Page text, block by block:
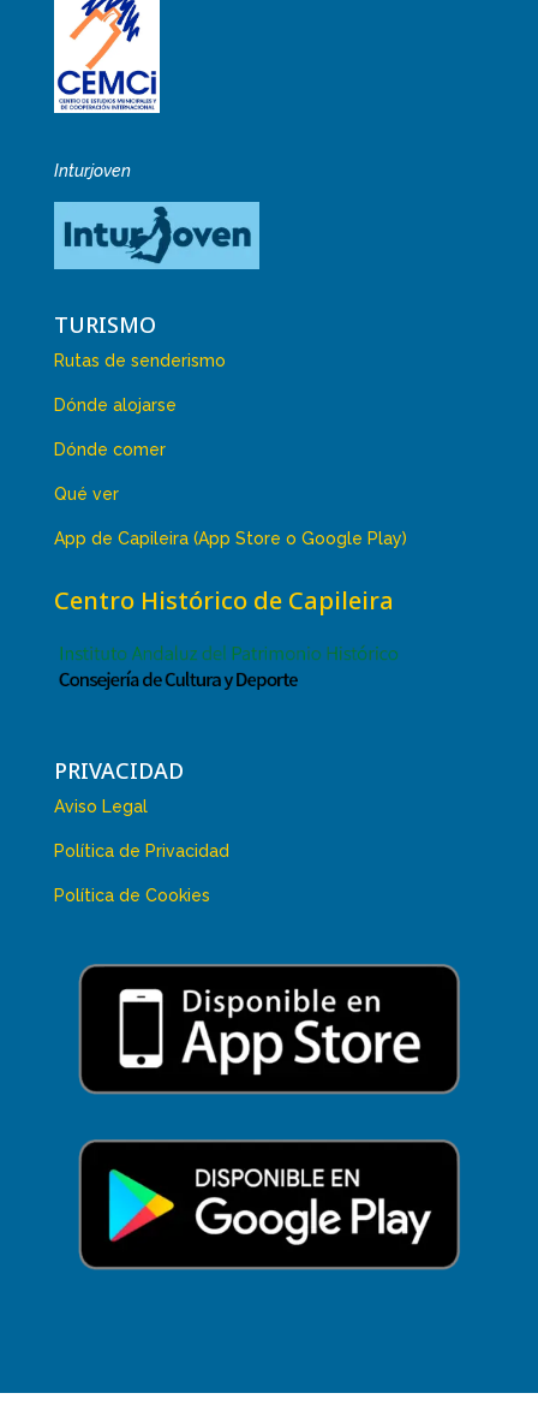
Inturjoven
TURISMO
Rutas de senderismo
Dónde alojarse
Dónde comer
Qué ver
App de Capileira (App Store o Google Play)
Centro Histórico de Capileira
PRIVACIDAD
Aviso Legal
Política de Privacidad
Política de Cookies